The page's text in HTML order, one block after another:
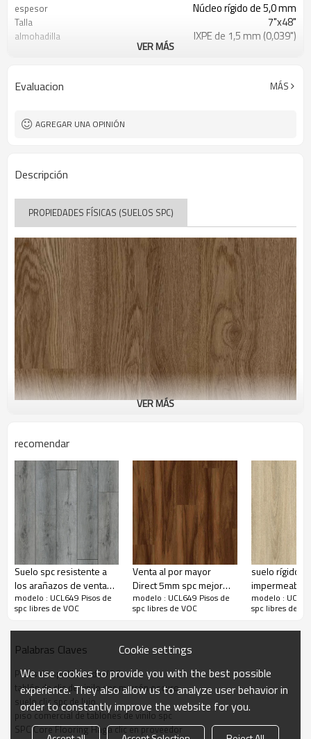
espesor Núcleo rígido de 5,0 mm
Talla 7"x48"
almohadilla IXPE de 1,5 mm (0,039")
comercial ligero-15 años residencial -
de por vida
Instalar en pc
certificados
VER MÁS
Evaluacion MÁS
AGREGAR UNA OPINIÓN
Descripción
PROPIEDADES FÍSICAS (SUELOS SPC)
VER MÁS
recomendar
Suelo spc resistente a
los arañazos de venta
caliente | gris New spc
vinilo click |luxury spc
modelo : UCL649 Pisos de
spc libres de VOC
Venta al por mayor
Direct 5mm spc mejor
suelo de vinilo|Suelo
antideslizante click
modelo : UCL649 Pisos de
spc libres de VOC
suelo rígido
impermeable
por mayor |
vinilo spc con
modelo :
spc libres de
Palabras Claves
Pisos de spc libres de VOC
tablón de clic de vinilo spc marrón oscuro
suelo clic spc de lujo
piso comercial de tablones de vinilo spc
SPC Core Flooring Haga clic en proveedor
Cookie settings
We use cookies to provide you with the best possible
experience. They also allow us to analyze user behavior in
order to constantly improve the website for you.